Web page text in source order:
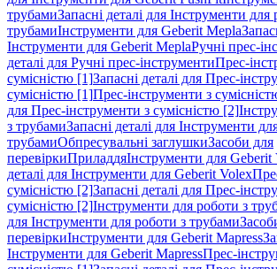
трубамиЗапасні деталі для Інструменти для
трубамиІнструменти для Geberit Mepla
Інструменти для Geberit MeplaРучні прес-
деталі для Ручні прес-інструментиПрес-
сумісністю [1]Запасні деталі для Прес-
сумісністю [1]Прес-інструменти з
для Прес-інструменти з сумісністю [2]
з трубамиЗапасні деталі для Інструменти
трубамиОбпресувальні заглушкиЗасоби для
перевіркиПриладдяІнструменти для Geberit
деталі для Інструменти для Geberit Volex
сумісністю [2]Запасні деталі для Прес-
сумісністю [2]Інструменти для роботи з
для Інструменти для роботи з трубами
перевіркиІнструменти для Geberit Mapress
Інструменти для Geberit MapressПрес-